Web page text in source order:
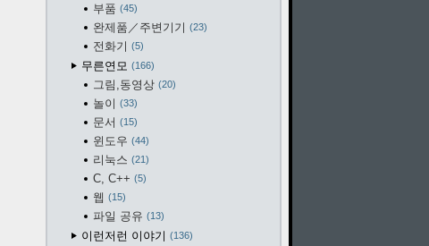
부품 45
완제품／주변기기 23
전화기 5
무른연모 166
그림,동영상 20
놀이 33
문서 15
윈도우 44
리눅스 21
C, C++ 5
웹 15
파일 공유 13
이런저런 이야기 136